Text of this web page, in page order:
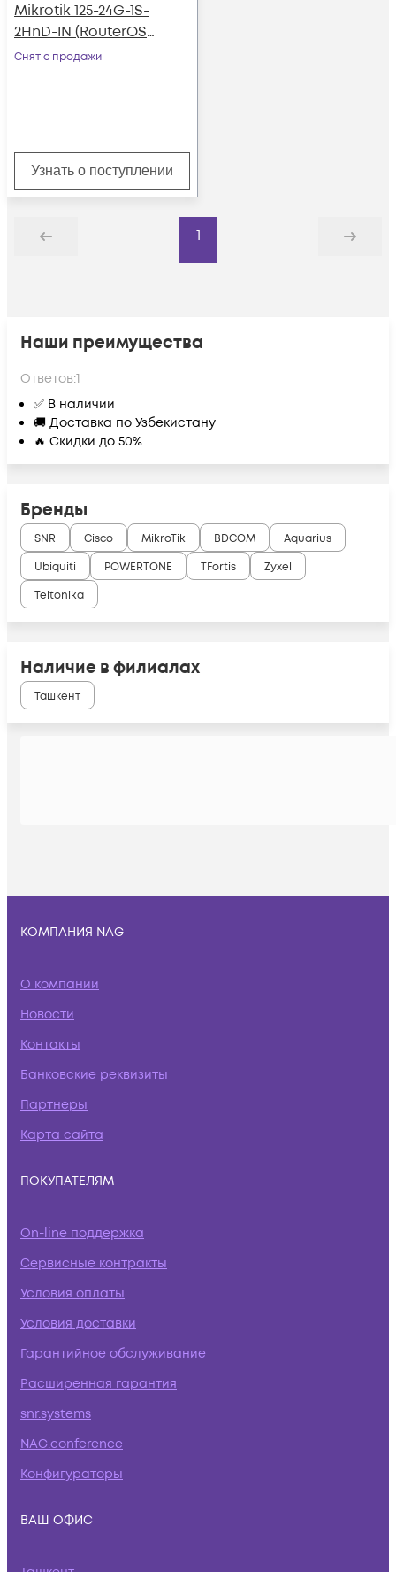
Mikrotik 125-24G-1S-
2HnD-IN (RouterOS
L5)
Снят с продажи
Узнать о поступлении
Назад
1
Дальше
Наши преимущества
Ответов:1
✅ В наличии
🚚 Доставка по Узбекистану
🔥 Скидки до 50%
Бренды
SNR Cisco MikroTik BDCOM
Aquarius
Ubiquiti
POWERTONE TFortis
Zyxel
Teltonika
Наличие в филиалах
Ташкент
КОМПАНИЯ NAG
О компании
Новости
Контакты
Банковские реквизиты
Партнеры
Карта сайта
ПОКУПАТЕЛЯМ
On-line поддержка
Сервисные контракты
Условия оплаты
Условия доставки
Гарантийное обслуживание
Расширенная гарантия
snr.systems
NAG.conference
Конфигураторы
ВАШ ОФИС